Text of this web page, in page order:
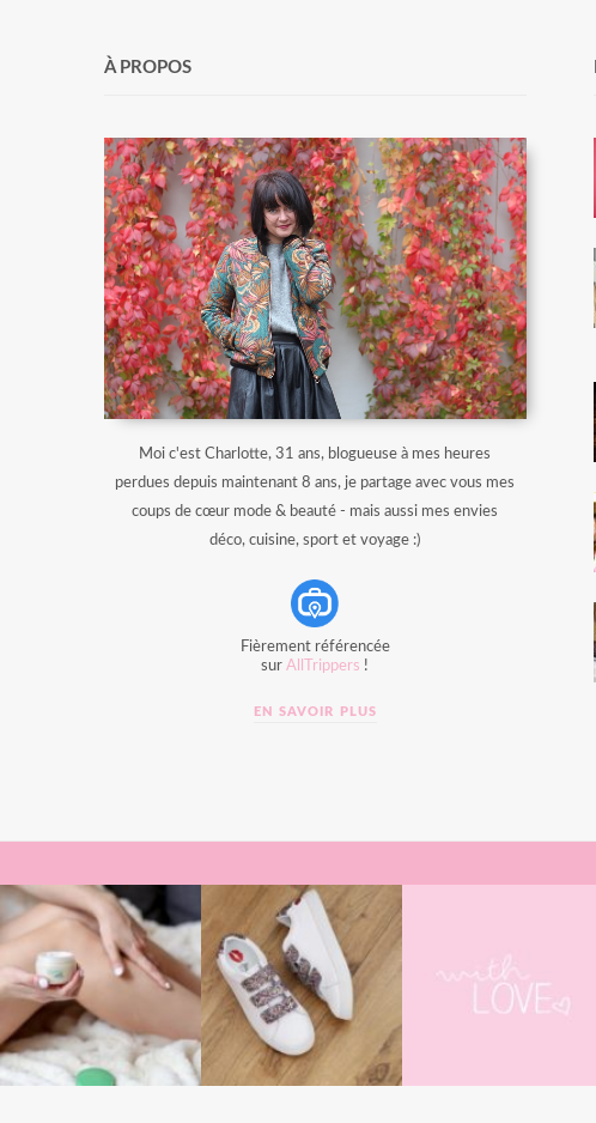
À PROPOS
Moi c'est Charlotte, 31 ans, blogueuse à mes heures
perdues depuis maintenant 8 ans, je partage avec vous mes
coups de cœur mode & beauté - mais aussi mes envies
déco, cuisine, sport et voyage :)
Fièrement référencée
surAllTrippers !
EN SAVOIR PLUS